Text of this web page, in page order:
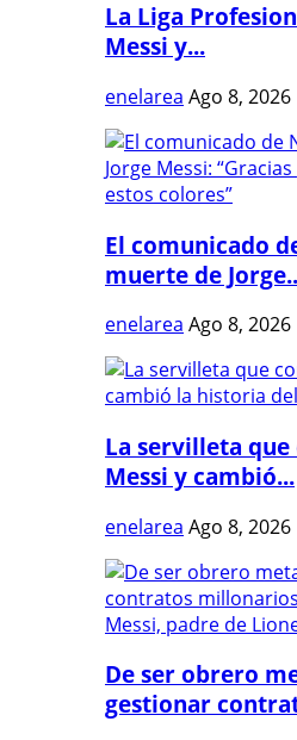
La Liga
Messi y...
enelarea Ago 8, 2026
El comunicado
muerte de
enelarea Ago 8, 2026
La servilleta que
Messi y cambió...
enelarea Ago 8, 2026
De ser obrero
gestionar